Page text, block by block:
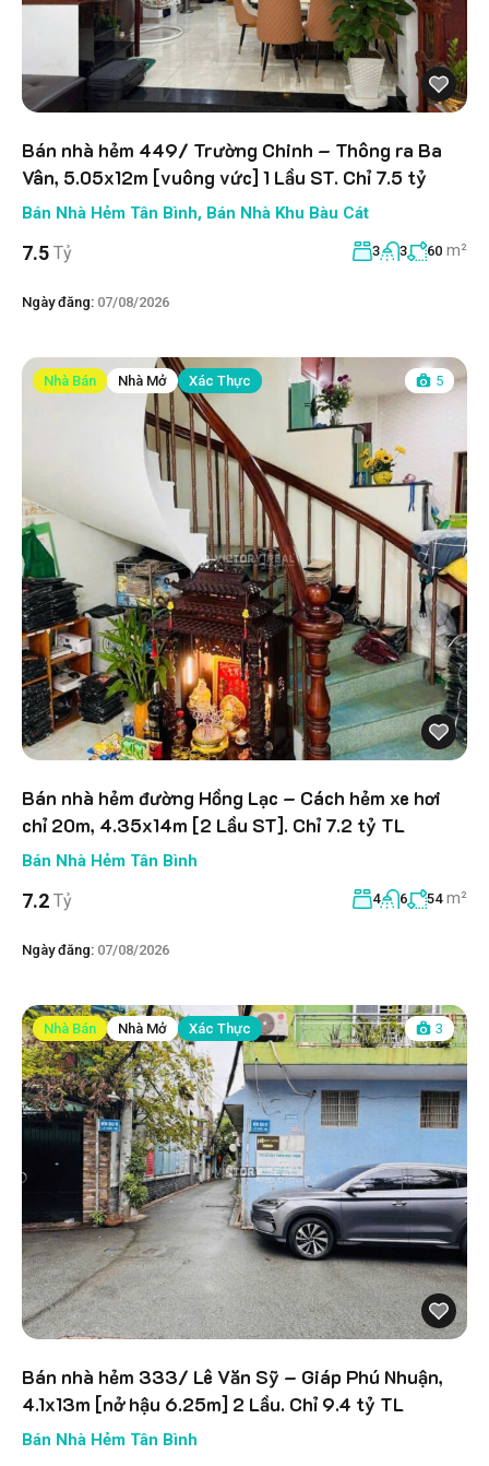
Bán nhà hẻm 449/ Trường Chinh – Thông ra Ba
Vân, 5.05x12m [vuông vức] 1 Lầu ST. Chỉ 7.5 tỷ
Bán Nhà Hẻm Tân Bình, Bán Nhà Khu Bàu Cát
7.5 Tỷ 3 3 60 m²
Ngày đăng: 07/08/2026
Nhà Bán Nhà Mở Xác Thực 5
Bán nhà hẻm đường Hồng Lạc – Cách hẻm xe hơi
chỉ 20m, 4.35x14m [2 Lầu ST]. Chỉ 7.2 tỷ TL
Bán Nhà Hẻm Tân Bình
7.2 Tỷ 4 6 54 m²
Ngày đăng: 07/08/2026
Nhà Bán Nhà Mở Xác Thực 3
Bán nhà hẻm 333/ Lê Văn Sỹ – Giáp Phú Nhuận,
4.1x13m [nở hậu 6.25m] 2 Lầu. Chỉ 9.4 tỷ TL
Bán Nhà Hẻm Tân Bình